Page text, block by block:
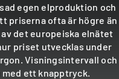
egen elproduktion och
priserna ofta är högre än
av det europeiska elnätet
priset utvecklas under
Visningsintervall och
ett knapptryck.